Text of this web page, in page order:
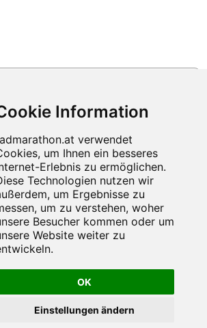
OK
Einstellungen ändern